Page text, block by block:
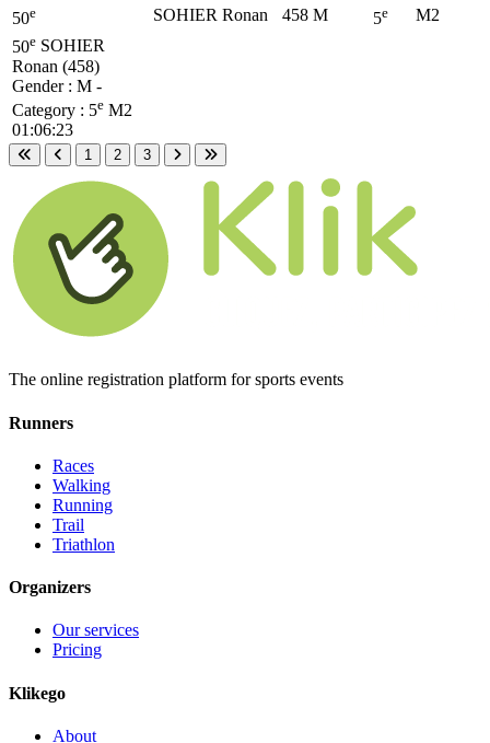
50e SOHIER Ronan 458 M 5e
M2
50e SOHIER
Ronan (458)
Gender : M -
Category : 5e M2
01:06:23
First pagePrevious page
1 2
3
Next pageLast page
The online registration platform for sports events
Runners
Races
Walking
Running
Trail
Triathlon
Organizers
Our services
Pricing
Klikego
About